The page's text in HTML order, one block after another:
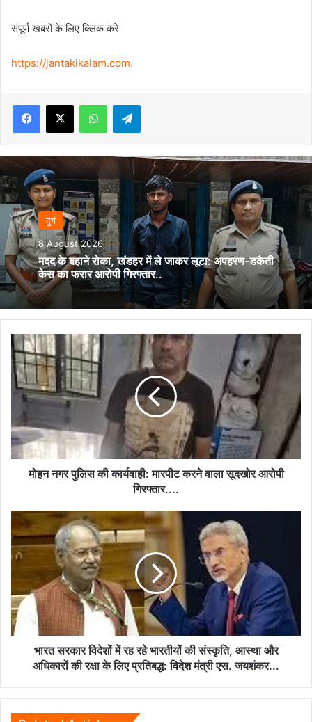
संपूर्ण खबरों के लिए क्लिक करे
https://jantakikalam.com.
Facebook
X WhatsAppTelegram
दुर्ग
8 August 2026
मदद के बहाने रोका, खंडहर में ले जाकर लूटा: अपहरण-डकैती
केस का फरार आरोपी गिरफ्तार..
मोहन
नगर
पुलिस
की
कार्यवाही:
मारपीट
करने
वाला
सूदखोर
आरोपीमोहन नगर पुलिस की कार्यवाही: मारपीट करने वाला सूदखोर आरोपी
गिरफ्तार....
भारत
सरकार
विदेशों
में
भारतीयों
की
संस्कृति,
भारत सरकार विदेशों में रह रहे भारतीयों की संस्कृति, आस्था और
अधिकारों की रक्षा के लिए प्रतिबद्ध: विदेश मंत्री एस. जयशंकर...